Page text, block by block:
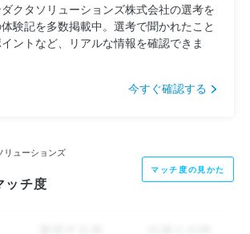
クタソリューションズ株式会社の選考を
験記を多数掲載中。選考で聞かれたこと
ントなど、リアルな情報を確認できま
今すぐ確認する
リューションズ
ッチ度
マッチ度の見かた